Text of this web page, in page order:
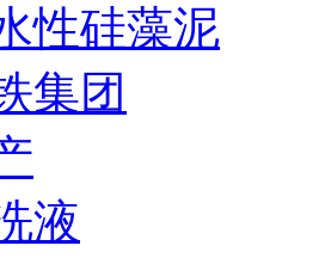
性硅藻泥
集团
液